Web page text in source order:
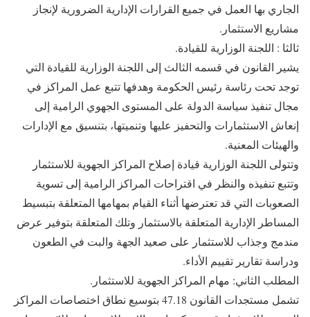
الجاري بها العمل في جميع القرارات الإدارية الضرورية لإنجاز
مشاريع الاستثمار.
ثالثا : اللجنة الوزارية للقيادة.
يشير القانون في قسمه الثالث إلى اللجنة الوزارية للقيادة التي
توجد تحت رئاسة رئيس الحكومة وهدفها تتبع عمل المراكز في
مجال تنفيذ سياسة الدولة على المستوى الجهوي الرامية إلى
إنعاش الاستثمارات والتحفيز عليها وتنميتها، بتنسيق مع الإدارات
والهيئات المعنية.
وتتولى اللجنة الوزارية قيادة إصلاح المراكز الجهوية للاستثمار
وتتبع تنفيذه والنظر في اقتراحات المراكز الرامية إلى تسوية
الصعوبات التي قد تعترضها أثناء القيام بمهامها المتعلقة بتبسيط
المساطر الإدارية المتعلقة بالاستثمار وتلك المتعلقة بتوفير عرض
مندمج وجذاب للاستثمار على صعيد الجهة والبت في الطعون
ودراسة تقارير تقييم الأداء.
المطلب الثاني: مهام المراكز الجهوية للاستثمار.
تشمل مستجدات القانون 47.18 بتوسيع نطاق اختصاصات المراكز